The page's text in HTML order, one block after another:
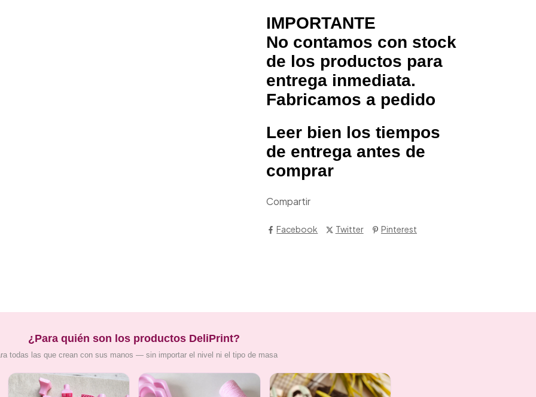
IMPORTANTE
No contamos con stock
de los productos para
entrega inmediata.
Fabricamos a pedido
Leer bien los tiempos
de entrega antes de
comprar
Compartir
Facebook Twitter Pinterest
¿Para quién son los productos DeliPrint?
todas las que crean con sus manos — sin importar el nivel ni el tipo de masa